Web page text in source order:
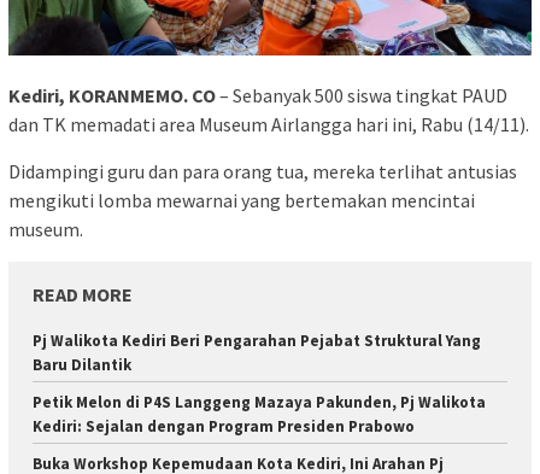
Kediri, KORANMEMO. CO– Sebanyak 500 siswa tingkat PAUD
dan TK memadati area Museum Airlangga hari ini, Rabu (14/11).
Didampingi guru dan para orang tua, mereka terlihat antusias
mengikuti lomba mewarnai yang bertemakan mencintai
museum.
READ MORE
Pj Walikota Kediri Beri Pengarahan Pejabat Struktural Yang
Baru Dilantik
Petik Melon di P4S Langgeng Mazaya Pakunden, Pj Walikota
Kediri: Sejalan dengan Program Presiden Prabowo
Buka Workshop Kepemudaan Kota Kediri, Ini Arahan Pj